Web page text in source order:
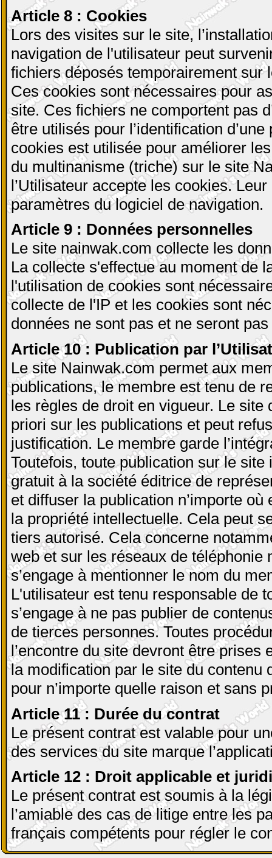
Article 8 : Cookies
Lors des visites sur le site,
navigation de l'utilisateur peut
fichiers déposés temporairement sur
Ces cookies sont nécessaires pour
site. Ces fichiers ne comportent pas
être utilisés pour l’identification
cookies est utilisée pour améliorer
du multinanisme (triche) sur le site
l’Utilisateur accepte les cookies.
paramètres du logiciel de navigation.
Article 9 : Données personnelles
Le site nainwak.com collecte les
La collecte s'effectue au moment de
l'utilisation de cookies sont
collecte de l'IP et les cookies sont
données ne sont pas et ne seront
Article 10 : Publication par
Le site Nainwak.com permet aux
publications, le membre est tenu de
les règles de droit en vigueur. Le site
priori sur les publications et peut
justification. Le membre garde
Toutefois, toute publication sur le
gratuit à la société éditrice de
et diffuser la publication n’importe
la propriété intellectuelle. Cela peut
tiers autorisé. Cela concerne
web et sur les réseaux de téléphonie
s’engage à mentionner le nom du
L'utilisateur est tenu responsable de
s’engage à ne pas publier de
de tierces personnes. Toutes
l’encontre du site devront être prises
la modification par le site du contenu
pour n’importe quelle raison et sans
Article 11 : Durée du contrat
Le présent contrat est valable pour
des services du site marque
Article 12 : Droit applicable et
Le présent contrat est soumis à la
l’amiable des cas de litige entre les
français compétents pour régler le